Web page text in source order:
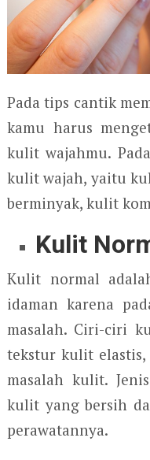
Pada tips cantik
kamu harus
kulit wajahmu.
kulit wajah, yaitu
berminyak, kulit
Kulit
Kulit normal
idaman karena
masalah. Ciri-ciri
tekstur kulit
masalah kulit.
kulit yang bersih
perawatannya.